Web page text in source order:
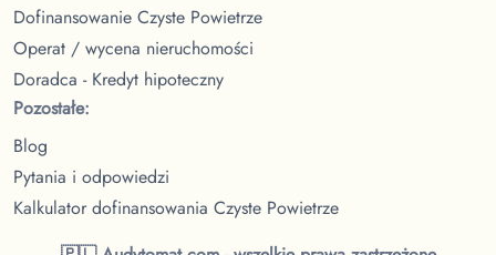
Dofinansowanie Czyste Powietrze
Operat / wycena nieruchomości
Doradca - Kredyt hipoteczny
Pozostałe:
Blog
Pytania i odpowiedzi
Kalkulator dofinansowania Czyste Powietrze